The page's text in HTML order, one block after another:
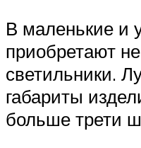
В маленькие и
приобретают
светильники.
габариты
больше трети